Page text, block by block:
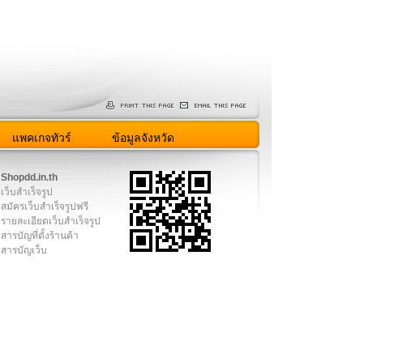
แพคเกจทัวร์ ข้อมูลจังหวัด
Shopdd.in.th
เว็บสำเร็จรูป
สมัครเว็บสำเร็จรูปฟรี
รายละเอียดเว็บสำเร็จรูป
สารบัญที่ตั้งร้านค้า
สารบัญเว็บ